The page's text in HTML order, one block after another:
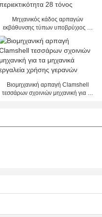
Μηχανικός κάδος αρπαγών
εκβάθυνσης τύπων υποβρύχιος με
το CE, μεγάλη περιεκτικότητα 28
τόνος
Βιομηχανική αρπαγή Clamshell
τεσσάρων σχοινιών μηχανική για τα